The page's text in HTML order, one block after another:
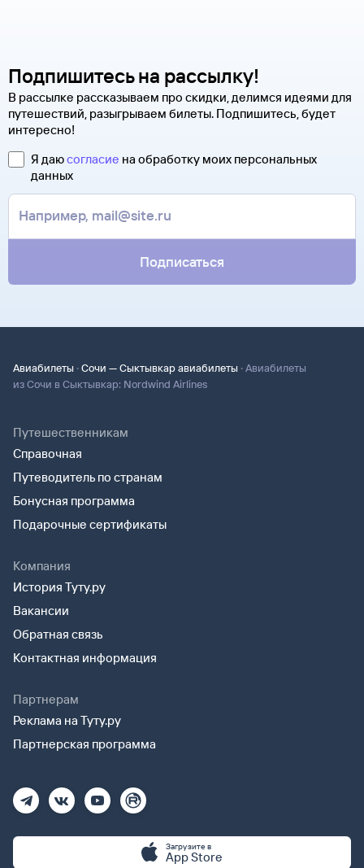
Подпишитесь на рассылку!
В рассылке рассказываем про скидки, делимся идеями для
путешествий, разыгрываем билеты. Подпишитесь, будет
интересно!
Я даюсогласие на обработку моих персональных
данных
Подписаться
Авиабилеты ·Сочи — Сыктывкар авиабилеты ·Авиабилеты
из Сочи в Сыктывкар: Nordwind Airlines
Путешественникам
Справочная
Путеводитель по странам
Бонусная программа
Подарочные сертификаты
Компания
История Туту.ру
Вакансии
Обратная связь
Контактная информация
Партнерам
Реклама на Туту.ру
Партнерская программа
Загрузите в
App Store